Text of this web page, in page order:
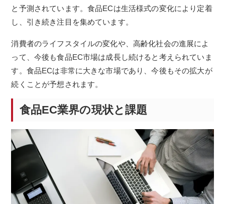
と予測されています。食品ECは生活様式の変化により定着
し、引き続き注目を集めています。
消費者のライフスタイルの変化や、高齢化社会の進展によ
って、今後も食品EC市場は成長し続けると考えられていま
す。食品ECは非常に大きな市場であり、今後もその拡大が
続くことが予想されます。
食品EC業界の現状と課題